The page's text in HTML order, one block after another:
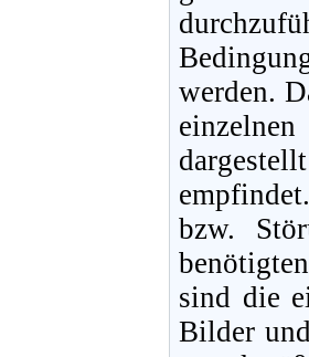
werden.
bzw.
sind die
Bilder